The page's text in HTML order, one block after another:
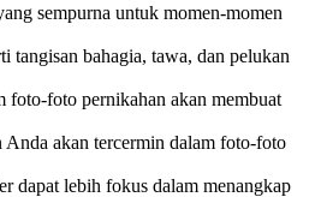
sempurna untuk momen-momen
tangisan bahagia, tawa, dan pelukan
foto-foto pernikahan akan membuat
Anda akan tercermin dalam foto-foto
dapat lebih fokus dalam menangkap